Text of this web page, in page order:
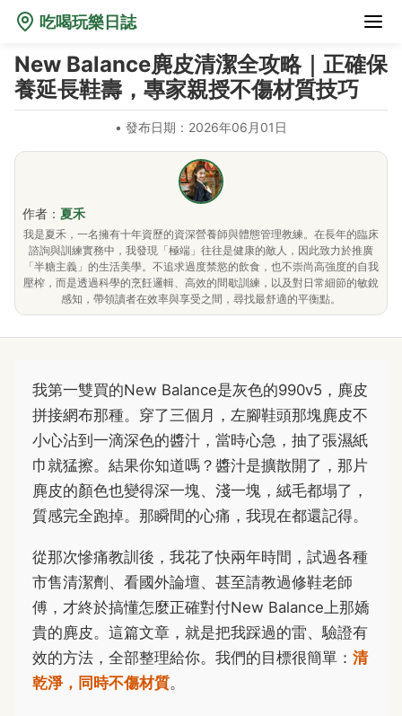
吃喝玩樂日誌
New Balance麂皮清潔全攻略｜正確保
養延長鞋壽，專家親授不傷材質技巧
• 發布日期：2026年06月01日
作者： 夏禾
我是夏禾，一名擁有十年資歷的資深營養師與體態管理教練。在長年的臨床
諮詢與訓練實務中，我發現「極端」往往是健康的敵人，因此致力於推廣
「半糖主義」的生活美學。不追求過度禁慾的飲食，也不崇尚高強度的自我
壓榨，而是透過科學的烹飪邏輯、高效的間歇訓練，以及對日常細節的敏銳
感知，帶領讀者在效率與享受之間，尋找最舒適的平衡點。
我第一雙買的New Balance是灰色的990v5，麂皮
拼接網布那種。穿了三個月，左腳鞋頭那塊麂皮不
小心沾到一滴深色的醬汁，當時心急，抽了張濕紙
巾就猛擦。結果你知道嗎？醬汁是擴散開了，那片
麂皮的顏色也變得深一塊、淺一塊，絨毛都塌了，
質感完全跑掉。那瞬間的心痛，我現在都還記得。
從那次慘痛教訓後，我花了快兩年時間，試過各種
市售清潔劑、看國外論壇、甚至請教過修鞋老師
傅，才終於搞懂怎麼正確對付New Balance上那嬌
貴的麂皮。這篇文章，就是把我踩過的雷、驗證有
效的方法，全部整理給你。我們的目標很簡單： 清
乾淨，同時不傷材質。